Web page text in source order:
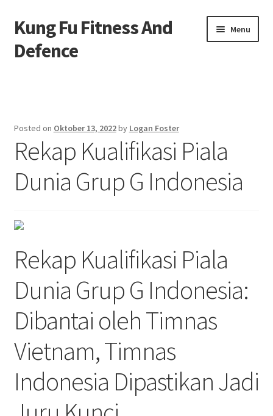
Skip
to
navigation
Skip
to
content
Kung Fu Fitness And
Defence
Menu
Contact us
Privacy Policy
Posted on Oktober 13, 2022by Logan Foster
Rekap Kualifikasi Piala
Dunia Grup G Indonesia
Rekap Kualifikasi Piala
Dunia Grup G Indonesia:
Dibantai oleh Timnas
Vietnam, Timnas
Indonesia Dipastikan Jadi